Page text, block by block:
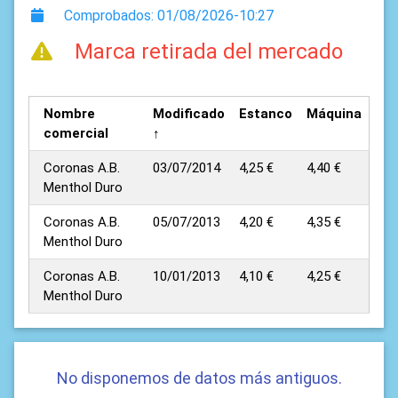
Comprobados: 01/08/2026-10:27
Marca retirada del mercado
Nombre
comercial
Modificado
↑
Estanco Máquina
Coronas A.B.
Menthol Duro
03/07/2014 4,25 € 4,40 €
Coronas A.B.
Menthol Duro
05/07/2013 4,20 € 4,35 €
Coronas A.B.
Menthol Duro
10/01/2013 4,10 € 4,25 €
No disponemos de datos más antiguos.